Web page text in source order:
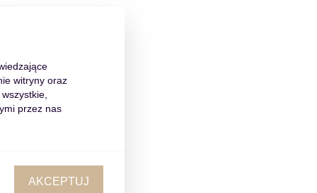
witryny oraz
przez nas
AKCEPTUJ